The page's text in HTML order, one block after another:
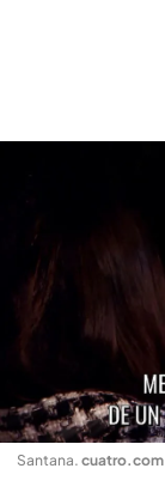
Santana. cuatro.com